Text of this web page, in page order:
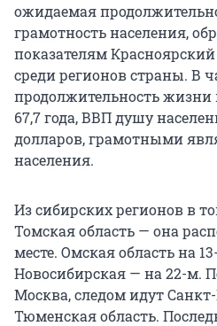
ожидаемая
грамотность населения,
показателям
среди регионов страны. В
продолжительность жизни
67,7 года, ВВП душу
долларов, грамотными
населения.
Из сибирских регионов в
Томская область — она
месте. Омская область на
Новосибирская — на 22-м.
Москва, следом идут
Тюменская область.